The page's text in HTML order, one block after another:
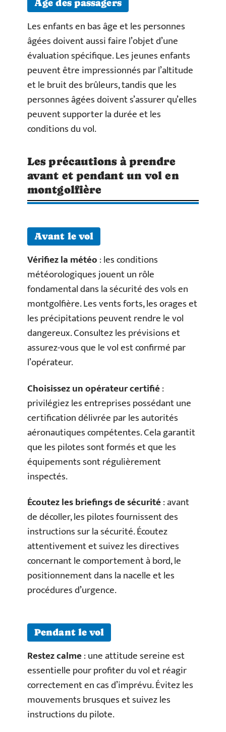
Âge des passagers
Les enfants en bas âge et les personnes
âgées doivent aussi faire l’objet d’une
évaluation spécifique. Les jeunes enfants
peuvent être impressionnés par l’altitude
et le bruit des brûleurs, tandis que les
personnes âgées doivent s’assurer qu’elles
peuvent supporter la durée et les
conditions du vol.
Les précautions à prendre
avant et pendant un vol en
montgolfière
Avant le vol
Vérifiez la météo: les conditions
météorologiques jouent un rôle
fondamental dans la sécurité des vols en
montgolfière. Les vents forts, les orages et
les précipitations peuvent rendre le vol
dangereux. Consultez les prévisions et
assurez-vous que le vol est confirmé par
l’opérateur.
Choisissez un opérateur certifié:
privilégiez les entreprises possédant une
certification délivrée par les autorités
aéronautiques compétentes. Cela garantit
que les pilotes sont formés et que les
équipements sont régulièrement
inspectés.
Écoutez les briefings de sécurité: avant
de décoller, les pilotes fournissent des
instructions sur la sécurité. Écoutez
attentivement et suivez les directives
concernant le comportement à bord, le
positionnement dans la nacelle et les
procédures d’urgence.
Pendant le vol
Restez calme: une attitude sereine est
essentielle pour profiter du vol et réagir
correctement en cas d’imprévu. Évitez les
mouvements brusques et suivez les
instructions du pilote.